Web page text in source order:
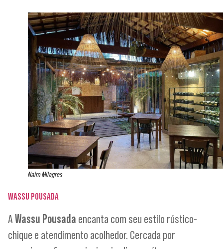
Naim Milagres
WASSU POUSADA
AWassu Pousada encanta com seu estilo rústico-
chique e atendimento acolhedor. Cercada por